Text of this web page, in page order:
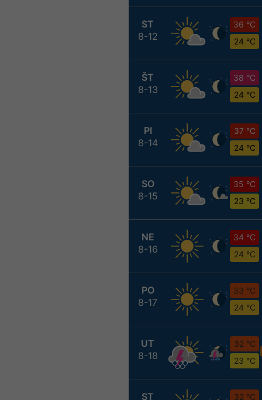
ST
8-12
36 °C
24 °C
ŠT
8-13
38 °C
24 °C
PI
8-14
37 °C
24 °C
SO
8-15
35 °C
23 °C
NE
8-16
34 °C
24 °C
PO
8-17
33 °C
24 °C
UT
8-18
32 °C
23 °C
ST
32 °C